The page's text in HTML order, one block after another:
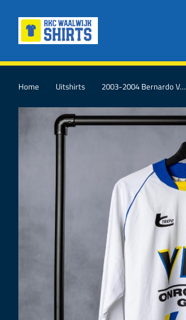
Je bent hier:
Home Uitshirts 2003-2004 Bernardo V…